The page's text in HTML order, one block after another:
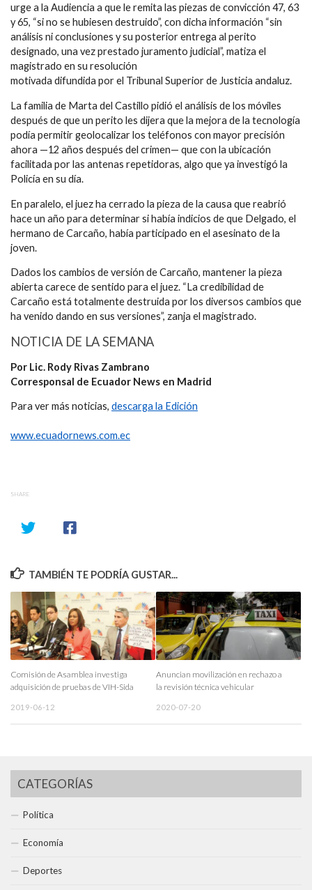
urge a la Audiencia a que le remita las piezas de convicción 47, 63
y 65, “si no se hubiesen destruido”, con dicha información “sin
análisis ni conclusiones y su posterior entrega al perito
designado, una vez prestado juramento judicial”, matiza el
magistrado en su resolución
motivada difundida por el Tribunal Superior de Justicia andaluz.
La familia de Marta del Castillo pidió el análisis de los móviles
después de que un perito les dijera que la mejora de la tecnología
podía permitir geolocalizar los teléfonos con mayor precisión
ahora —12 años después del crimen— que con la ubicación
facilitada por las antenas repetidoras, algo que ya investigó la
Policía en su día.
En paralelo, el juez ha cerrado la pieza de la causa que reabrió
hace un año para determinar si había indicios de que Delgado, el
hermano de Carcaño, había participado en el asesinato de la
joven.
Dados los cambios de versión de Carcaño, mantener la pieza
abierta carece de sentido para el juez. “La credibilidad de
Carcaño está totalmente destruida por los diversos cambios que
ha venido dando en sus versiones”, zanja el magistrado.
NOTICIA DE LA SEMANA
Por Lic. Rody Rivas Zambrano
Corresponsal de Ecuador News en Madrid
Para ver más noticias, descarga la Edición
www.ecuadornews.com.ec
SHARE
TAMBIÉN TE PODRÍA GUSTAR...
Comisión de Asamblea investiga
adquisición de pruebas de VIH-Sida
2019-06-12
Anuncian movilización en rechazo a
la revisión técnica vehicular
2020-07-20
CATEGORÍAS
Política
Economía
Deportes